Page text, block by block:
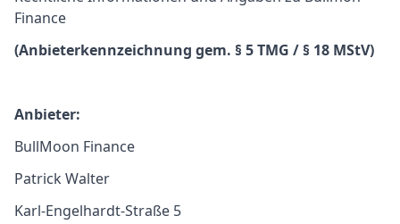
Finance
(Anbieterkennzeichnung gem. § 5 TMG / § 18 MStV)
Anbieter:
BullMoon Finance
Patrick Walter
Karl-Engelhardt-Straße 5